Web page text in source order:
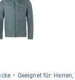
Geeig­net für: Her­ren,